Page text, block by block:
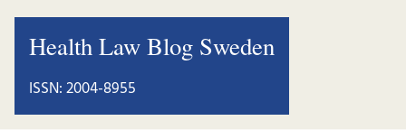
Health Law Blog Sweden
ISSN: 2004-8955